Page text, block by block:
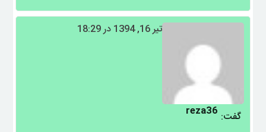
reza36 گفت:
تیر 16, 1394 در 18:29